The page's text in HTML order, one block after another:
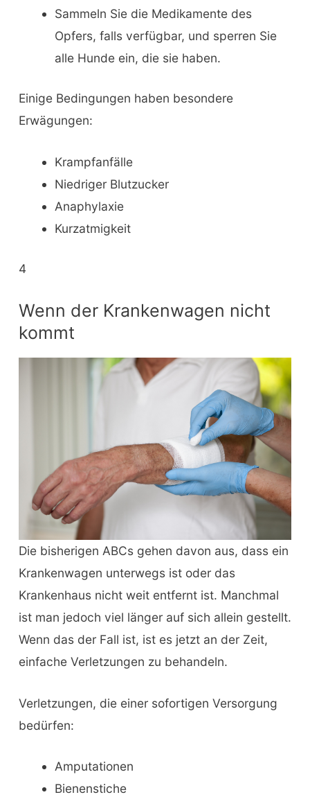
Sammeln Sie die Medikamente des
Opfers, falls verfügbar, und sperren Sie
alle Hunde ein, die sie haben.
Einige Bedingungen haben besondere
Erwägungen:
Krampfanfälle
Niedriger Blutzucker
Anaphylaxie
Kurzatmigkeit
4
Wenn der Krankenwagen nicht
kommt
Die bisherigen ABCs gehen davon aus, dass ein
Krankenwagen unterwegs ist oder das
Krankenhaus nicht weit entfernt ist. Manchmal
ist man jedoch viel länger auf sich allein gestellt.
Wenn das der Fall ist, ist es jetzt an der Zeit,
einfache Verletzungen zu behandeln.
Verletzungen, die einer sofortigen Versorgung
bedürfen:
Amputationen
Bienenstiche